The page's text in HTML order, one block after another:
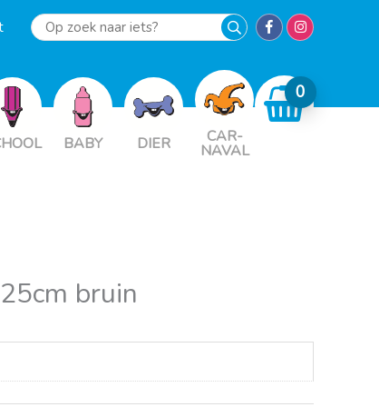
Op
iets?
BABY DIER CAR-
NAVAL
bruin